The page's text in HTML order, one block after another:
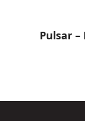
Pulsar –